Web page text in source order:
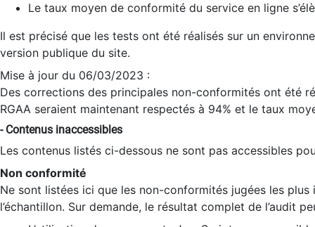
Le taux moyen de conformité du service en ligne
Il est précisé que les tests ont été réalisés sur un
version publique du site.
Mise à jour du 06/03/2023 :
Des corrections des principales non-conformités ont été
RGAA seraient maintenant respectés à 94% et le taux
- Contenus inaccessibles
Les contenus listés ci-dessous ne sont pas accessibles
Non conformité
Ne sont listées ici que les non-conformités jugées les
l’échantillon. Sur demande, le résultat complet de l’audit